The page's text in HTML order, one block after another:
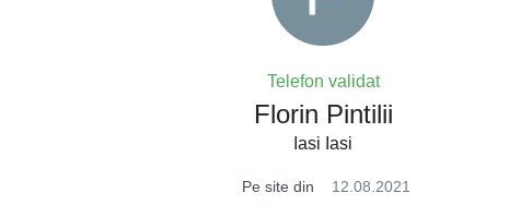
Telefon validat
Florin Pintilii
Iasi Iasi
Pe site din
12.08.2021